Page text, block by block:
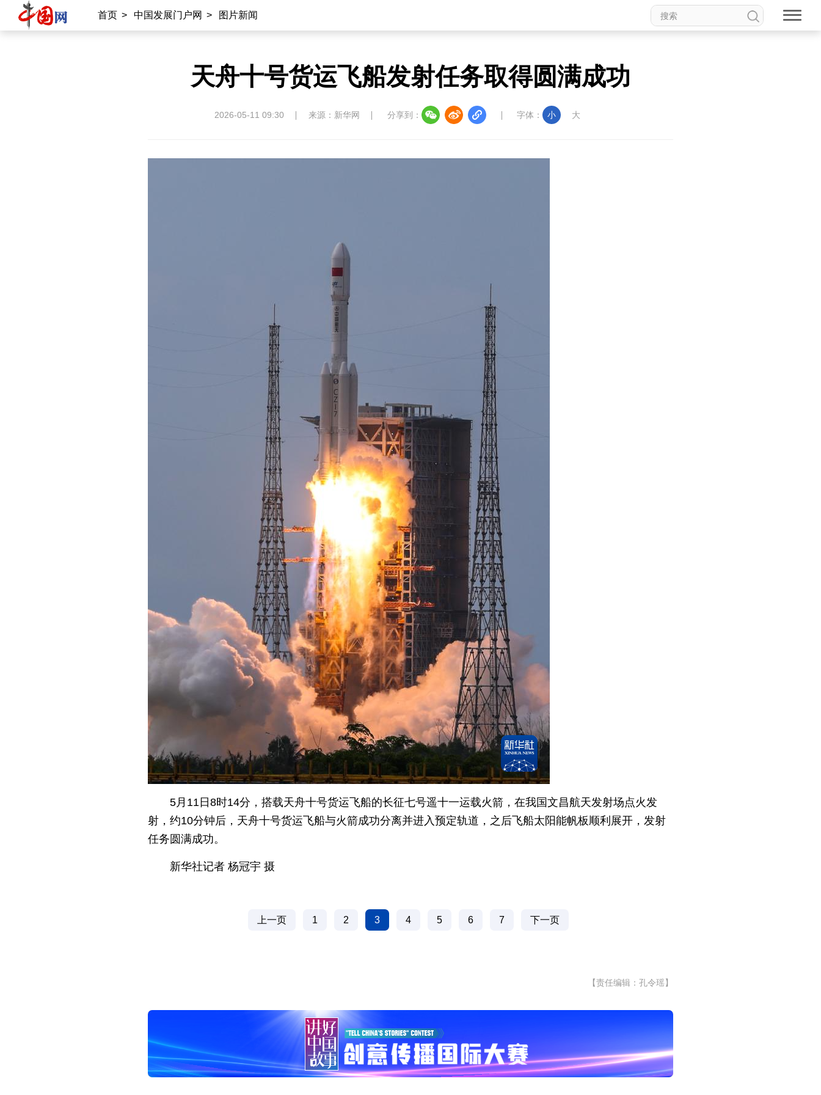
首页 > 中国发展门户网 > 图片新闻
天舟十号货运飞船发射任务取得圆满成功
2026-05-11 09:30 来源：新华网 分享到： 字体： 小 大
5月11日8时14分，搭载天舟十号货运飞船的长征七号遥十一运载火箭，在我国文昌航天发射场点火发
射，约10分钟后，天舟十号货运飞船与火箭成功分离并进入预定轨道，之后飞船太阳能帆板顺利展开，发射
任务圆满成功。
新华社记者 杨冠宇 摄
上一页 1 2 3 4 5 6 7 下一页
【责任编辑：孔令瑶】